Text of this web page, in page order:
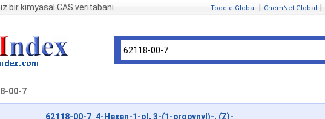
bir kimyasal CAS veritabanı Toocle Global ChemNet Global
00-7
62118-00-7 4-Hexen-1-ol, 3-(1-propynyl)-, (Z)-